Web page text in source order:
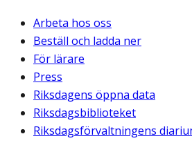
Arbeta hos oss
Beställ och ladda ner
För lärare
Press
Riksdagens öppna data
Riksdagsbiblioteket
Riksdagsförvaltningens